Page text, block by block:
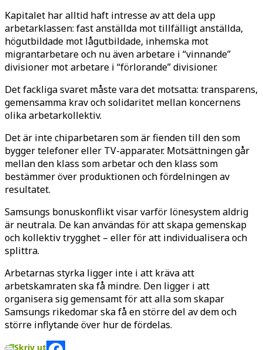
Kapitalet har alltid haft intresse av att dela upp
arbetarklassen: fast anställda mot tillfälligt anställda,
högutbildade mot lågutbildade, inhemska mot
migrantarbetare och nu även arbetare i “vinnande”
divisioner mot arbetare i “förlorande” divisioner.
Det fackliga svaret måste vara det motsatta: transparens,
gemensamma krav och solidaritet mellan koncernens
olika arbetarkollektiv.
Det är inte chiparbetaren som är fienden till den som
bygger telefoner eller TV-apparater. Motsättningen går
mellan den klass som arbetar och den klass som
bestämmer över produktionen och fördelningen av
resultatet.
Samsungs bonuskonflikt visar varför lönesystem aldrig
är neutrala. De kan användas för att skapa gemenskap
och kollektiv trygghet – eller för att individualisera och
splittra.
Arbetarnas styrka ligger inte i att kräva att
arbetskamraten ska få mindre. Den ligger i att
organisera sig gemensamt för att alla som skapar
Samsungs rikedomar ska få en större del av dem och
större inflytande över hur de fördelas.
Skriv ut